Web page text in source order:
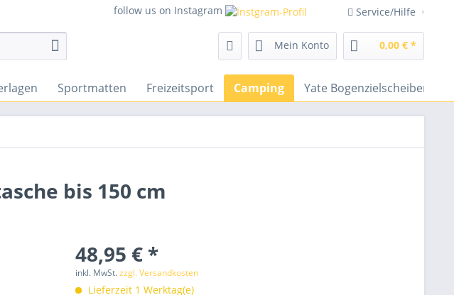
Service/Hilfe
follow us on Instagram
Mein Konto 0,00 € *
Sportmatten Freizeitsport Camping Yate Bogenzielscheiben
bis 150 cm
48,95 € *
inkl. MwSt.zzgl. Versandkosten
Lieferzeit 1 Werktag(e)